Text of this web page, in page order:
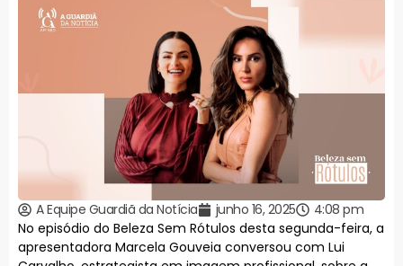
A Equipe Guardiã da Notícia junho 16, 2025
4:08 pm
No episódio do Beleza Sem Rótulos desta segunda-feira, a
apresentadora Marcela Gouveia conversou com Lui